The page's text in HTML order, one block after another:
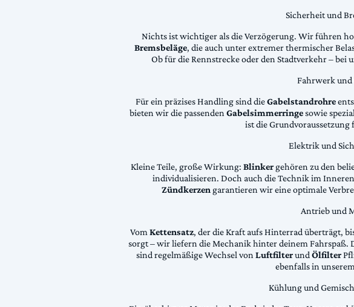
Sicherheit und
Nichts ist wichtiger als die Verzögerung. Wir führen
Bremsbeläge, die auch unter extremer thermischer
Ob für die Rennstrecke oder den Stadtverkehr – bei
Fahrwerk und
Für ein präzises Handling sind dieGabelstandrohre
bieten wir die passendenGabelsimmerringesowie
ist die
Elektrik und
Kleine Teile, große Wirkung: Blinker gehören zu den
individualisieren. Doch auch die Technik im
Zündkerzen garantieren wir eine optimale
Antrieb und
VomKettensatz, der die Kraft aufs Hinterrad überträgt,
sorgt – wir liefern die Mechanik hinter deinem
sind regelmäßige Wechsel vonLuftfilterundÖlfilter
ebenfalls in
Kühlung und